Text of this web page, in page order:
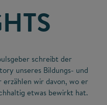
schreibt der
unseres Bildungs- und
erzählen wir davon, wo er
etwas bewirkt hat.